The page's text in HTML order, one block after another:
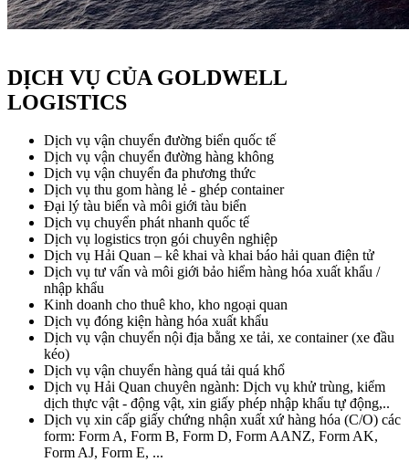
DỊCH VỤ CỦA GOLDWELL
LOGISTICS
Dịch vụ vận chuyển đường biển quốc tế
Dịch vụ vận chuyển đường hàng không
Dịch vụ vận chuyển đa phương thức
Dịch vụ thu gom hàng lẻ - ghép container
Đại lý tàu biển và môi giới tàu biển
Dịch vụ chuyển phát nhanh quốc tế
Dịch vụ logistics trọn gói chuyên nghiệp
Dịch vụ Hải Quan – kê khai và khai báo hải quan điện tử
Dịch vụ tư vấn và môi giới bảo hiểm hàng hóa xuất khẩu /
nhập khẩu
Kinh doanh cho thuê kho, kho ngoại quan
Dịch vụ đóng kiện hàng hóa xuất khẩu
Dịch vụ vận chuyển nội địa bằng xe tải, xe container (xe đầu
kéo)
Dịch vụ vận chuyển hàng quá tải quá khổ
Dịch vụ Hải Quan chuyên ngành: Dịch vụ khử trùng, kiểm
dịch thực vật - động vật, xin giấy phép nhập khẩu tự động,..
Dịch vụ xin cấp giấy chứng nhận xuất xứ hàng hóa (C/O) các
form: Form A, Form B, Form D, Form AANZ, Form AK,
Form AJ, Form E, ...